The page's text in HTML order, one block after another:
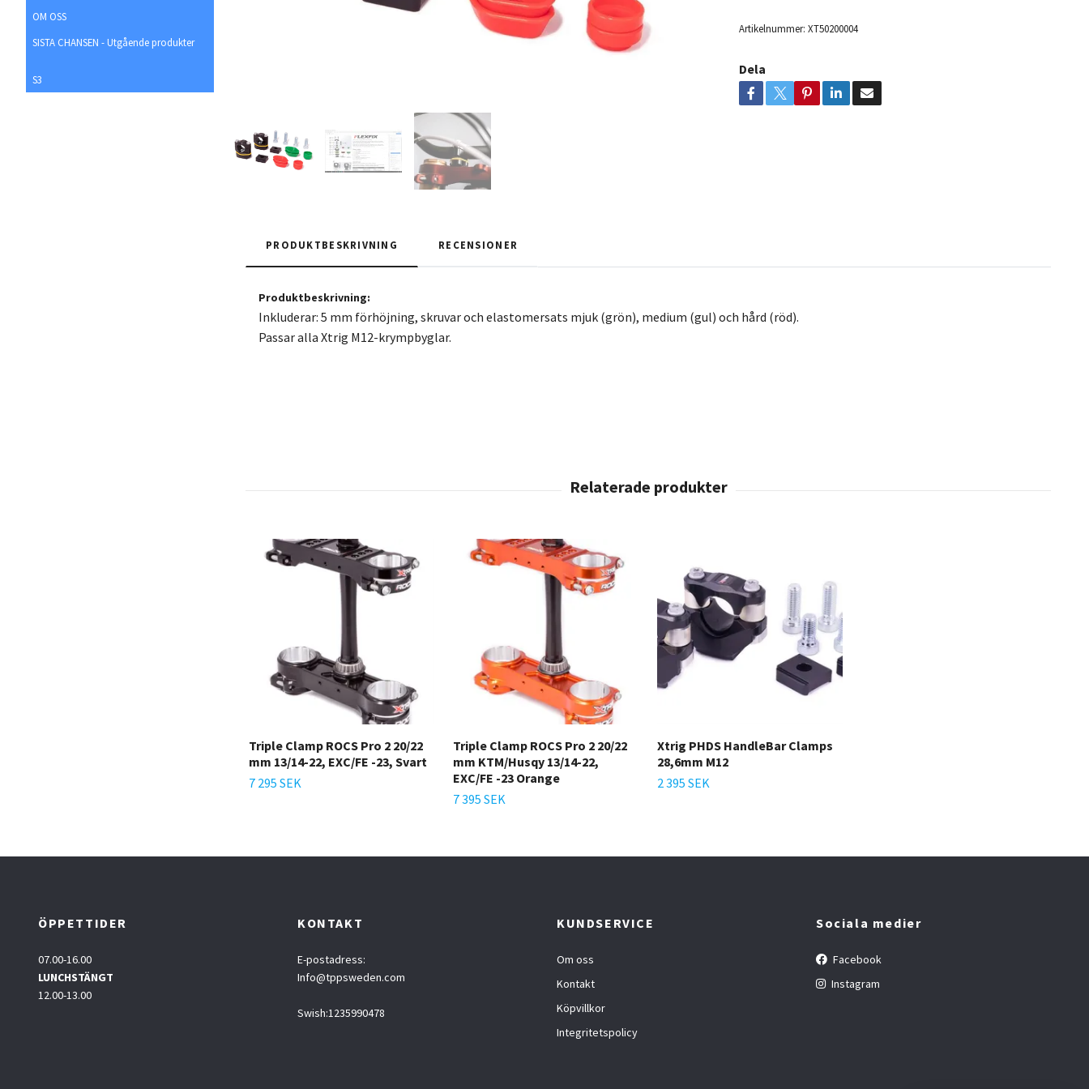
OM OSS
SISTA CHANSEN - Utgående produkter
S3
Artikelnummer: XT50200004
Dela
PRODUKTBESKRIVNING RECENSIONER
Produktbeskrivning:
Inkluderar: 5 mm förhöjning, skruvar och elastomersats mjuk (grön), medium (gul) och hård (röd).
Passar alla Xtrig M12-krympbyglar.
Triple Clamp ROCS Pro 2 20/22
mm 13/14-22, EXC/FE -23, Svart
7 295 SEK
Triple Clamp ROCS Pro 2 20/22
mm KTM/Husqy 13/14-22,
EXC/FE -23 Orange
7 395 SEK
Xtrig PHDS HandleBar Clamps
28,6mm M12
2 395 SEK
ÖPPETTIDER
07.00-16.00
LUNCHSTÄNGT
12.00-13.00
KONTAKT
E-postadress:
Info@tppsweden.com
Swish:1235990478
KUNDSERVICE
Om oss
Kontakt
Köpvillkor
Integritetspolicy
Sociala medier
Facebook
Instagram